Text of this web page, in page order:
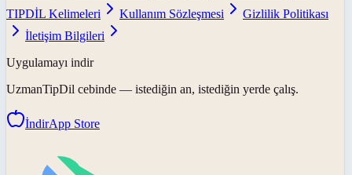
TIPDİL Kelimeleri
Kullanım Sözleşmesi
Gizlilik Politikası
İletişim Bilgileri
Uygulamayı indir
UzmanTipDil cebinde — istediğin an, istediğin yerde çalış.
İndirApp Store